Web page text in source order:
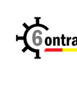
contenido